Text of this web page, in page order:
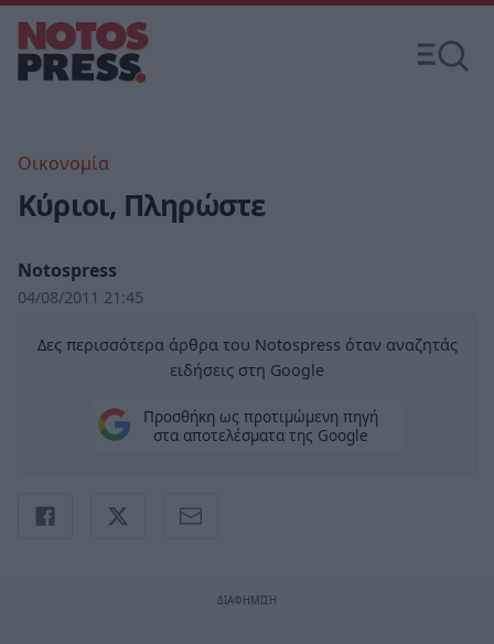
Οικονομία
Κύριοι, Πληρώστε
Notospress
04/08/2011 21:45
Δες περισσότερα άρθρα του Notospress όταν αναζητάς
ειδήσεις στη Google
Προσθήκη ως προτιμώμενη πηγή
στα αποτελέσματα της Google